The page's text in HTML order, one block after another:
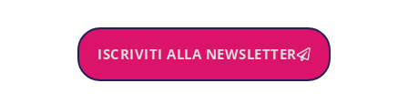
ISCRIVITI ALLA NEWSLETTER